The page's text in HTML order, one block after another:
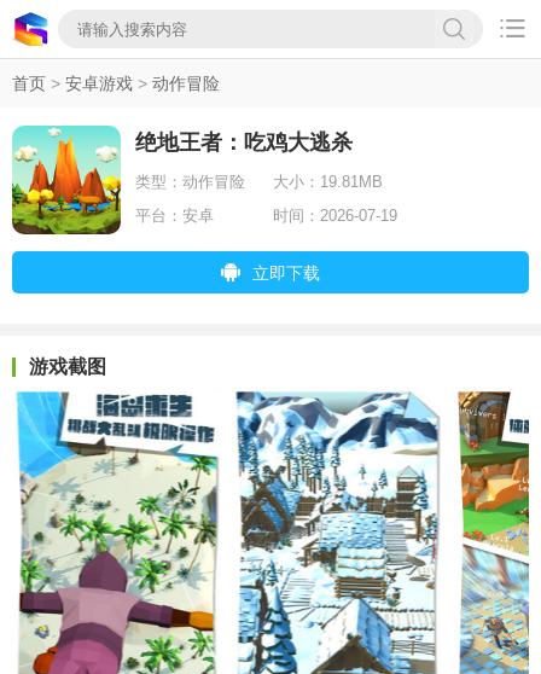

首页 > 安卓游戏 > 动作冒险
绝地王者：吃鸡大逃杀
类型： 动作冒险 大小： 19.81MB
平台： 安卓 时间： 2026-07-19
立即下载
游戏截图